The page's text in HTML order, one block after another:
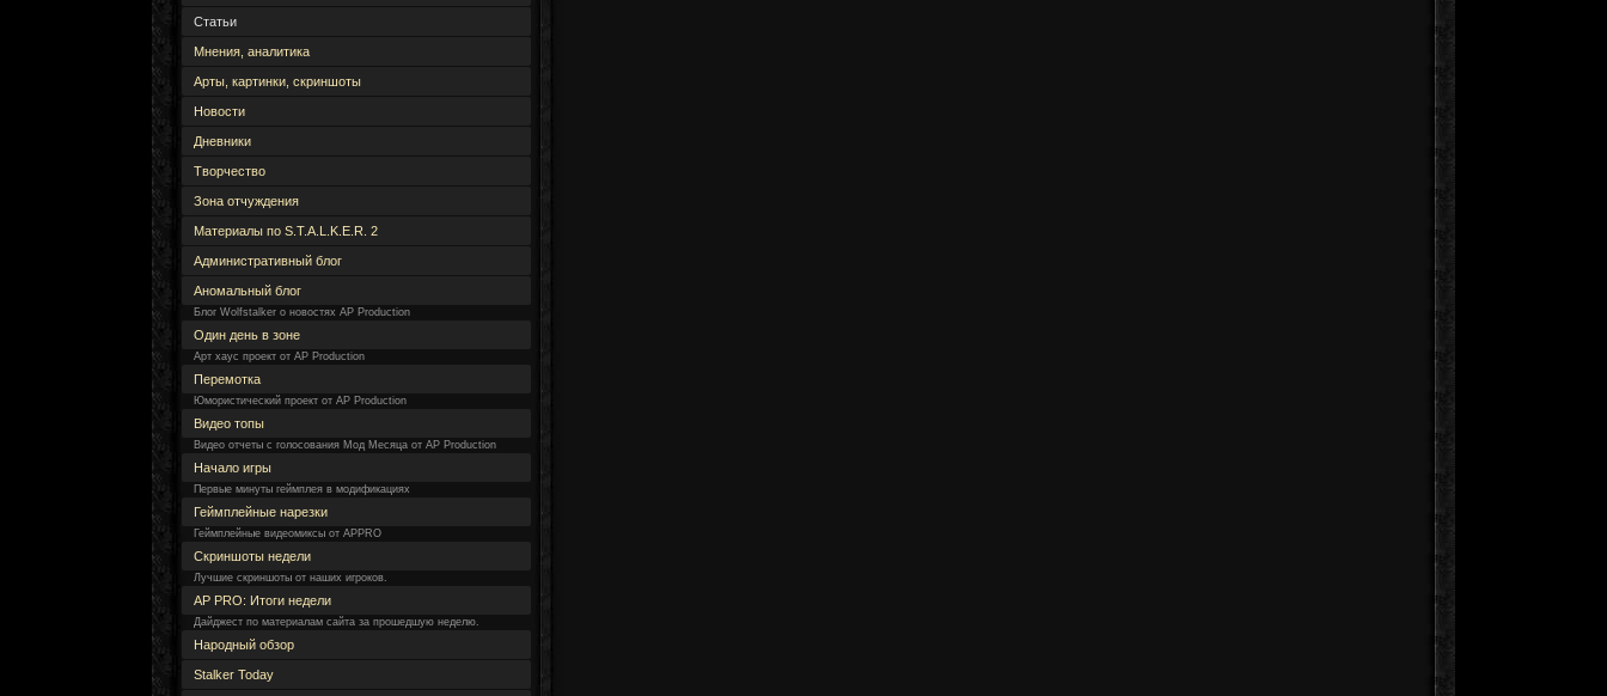
Статьи
Мнения, аналитика
Арты, картинки, скриншоты
Новости
Дневники
Творчество
Зона отчуждения
Материалы по S.T.A.L.K.E.R. 2
Административный блог
Аномальный блог
Блог Wolfstalker о новостях AP Production
Один день в зоне
Арт хаус проект от AP Production
Перемотка
Юмористический проект от AP Production
Видео топы
Видео отчеты с голосования Мод Месяца от AP Production
Начало игры
Первые минуты геймплея в модификациях
Геймплейные нарезки
Геймплейные видеомиксы от APPRO
Скриншоты недели
Лучшие скриншоты от наших игроков.
AP PRO: Итоги недели
Дайджест по материалам сайта за прошедшую неделю.
Народный обзор
Stalker Today